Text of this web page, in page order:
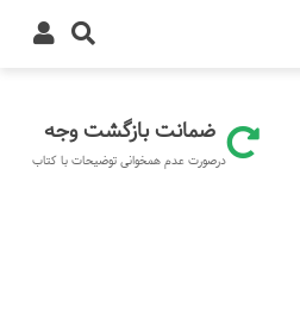
ضمانت بازگشت وجه
درصورت عدم همخوانی توضیحات با کتاب